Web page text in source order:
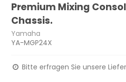
Premium Mixing
Chassis.
Yamaha
YA-MGP24X
Bitte erfragen Sie unsere